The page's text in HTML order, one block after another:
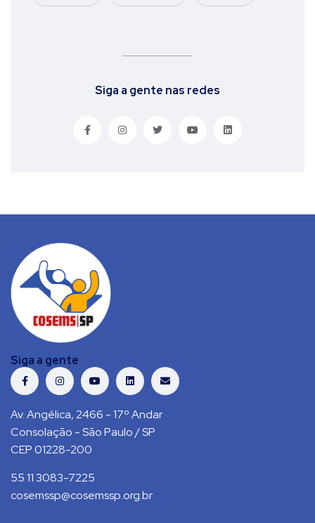
Siga a gente nas redes
Siga a gente
Av. Angélica, 2466 - 17º Andar
Consolação - São Paulo / SP
CEP 01228-200
55 11 3083-7225
cosemssp@cosemssp.org.br